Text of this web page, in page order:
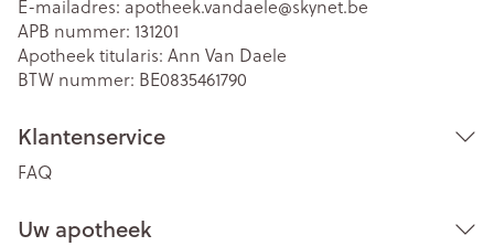
E-mailadres: apotheek.vandaele@skynet.be
APB nummer: 131201
Apotheek titularis: Ann Van Daele
BTW nummer: BE0835461790
Klantenservice
FAQ
Uw apotheek